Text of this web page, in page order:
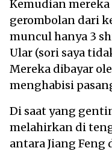
Kemudian
gerombolan dari
muncul hanya 3
Ular (sori saya
Mereka dibayar
menghabisi
Di saat yang
melahirkan di
antara Jiang